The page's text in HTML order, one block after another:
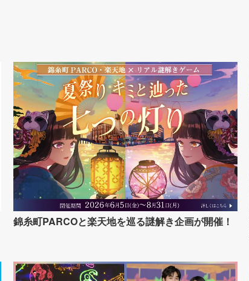
錦糸町PARCOと楽天地を巡る謎解き企画が開催！